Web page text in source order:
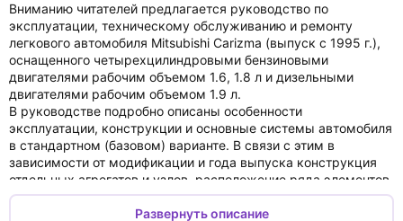
Вниманию читателей предлагается руководство по
эксплуатации, техническому обслуживанию и ремонту
легкового автомобиля Mitsubishi Carizma (выпуск с 1995 г.),
оснащенного четырехцилиндровыми бензиновыми
двигателями рабочим объемом 1.6, 1.8 л и дизельными
двигателями рабочим объемом 1.9 л.
В руководстве подробно описаны особенности
эксплуатации, конструкции и основные системы автомобиля
в стандартном (базовом) варианте. В связи с этим в
зависимости от модификации и года выпуска конструкция
отдельных агрегатов и узлов, расположение ряда элементов
могут отличаться от приведенных в книге. Даны
рекомендации по техническому обслуживанию и ремонту.
Развернуть описание